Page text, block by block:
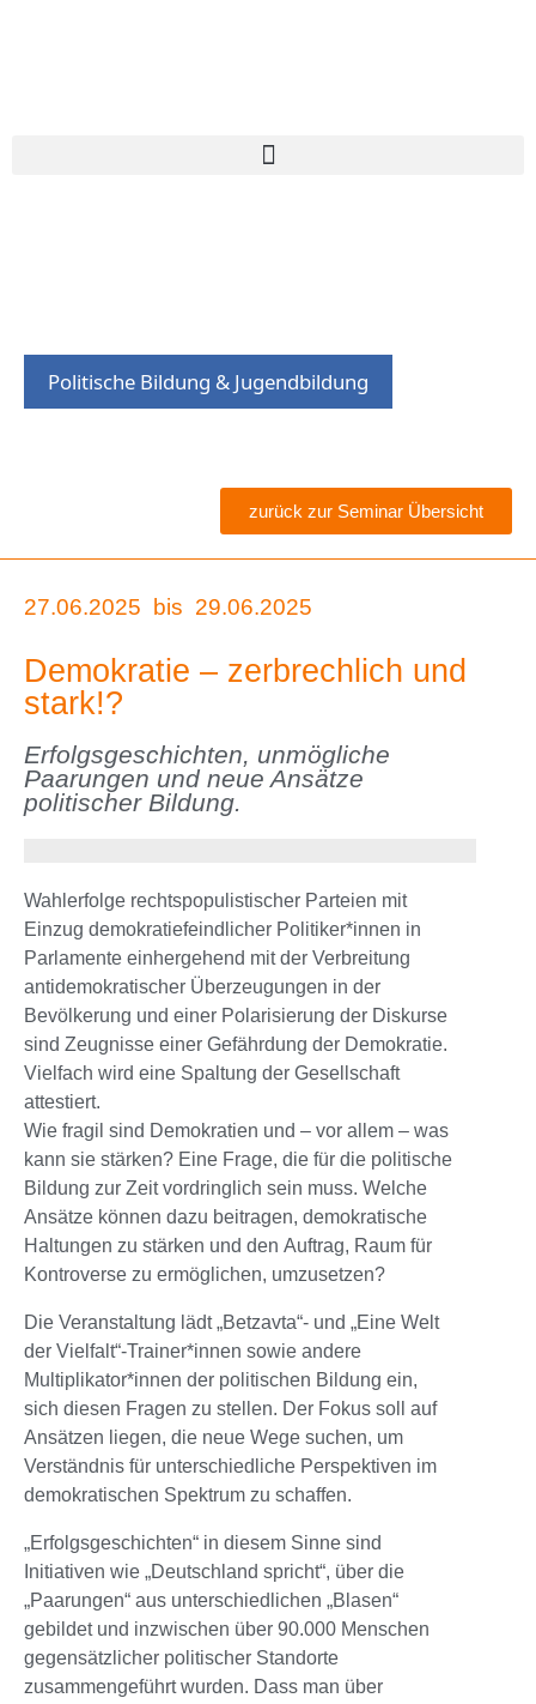
Politische Bildung & Jugendbildung
zurück zur Seminar Übersicht
27.06.2025 bis 29.06.2025
Demokratie – zerbrechlich und
stark!?
Erfolgsgeschichten, unmögliche
Paarungen und neue Ansätze
politischer Bildung.
Wahlerfolge rechtspopulistischer Parteien mit
Einzug demokratiefeindlicher Politiker*innen in
Parlamente einhergehend mit der Verbreitung
antidemokratischer Überzeugungen in der
Bevölkerung und einer Polarisierung der Diskurse
sind Zeugnisse einer Gefährdung der Demokratie.
Vielfach wird eine Spaltung der Gesellschaft
attestiert.
Wie fragil sind Demokratien und – vor allem – was
kann sie stärken? Eine Frage, die für die politische
Bildung zur Zeit vordringlich sein muss. Welche
Ansätze können dazu beitragen, demokratische
Haltungen zu stärken und den Auftrag, Raum für
Kontroverse zu ermöglichen, umzusetzen?
Die Veranstaltung lädt „Betzavta“- und „Eine Welt
der Vielfalt“-Trainer*innen sowie andere
Multiplikator*innen der politischen Bildung ein,
sich diesen Fragen zu stellen. Der Fokus soll auf
Ansätzen liegen, die neue Wege suchen, um
Verständnis für unterschiedliche Perspektiven im
demokratischen Spektrum zu schaffen.
„Erfolgsgeschichten“ in diesem Sinne sind
Initiativen wie „Deutschland spricht“, über die
„Paarungen“ aus unterschiedlichen „Blasen“
gebildet und inzwischen über 90.000 Menschen
gegensätzlicher politischer Standorte
zusammengeführt wurden. Dass man über